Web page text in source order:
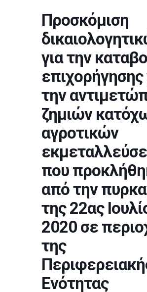
Προσκόμιση
για την
επιχορήγησης
την
ζημιών
αγροτικών
που
από την
της 22ας
2020 σε
της
Ενότητας